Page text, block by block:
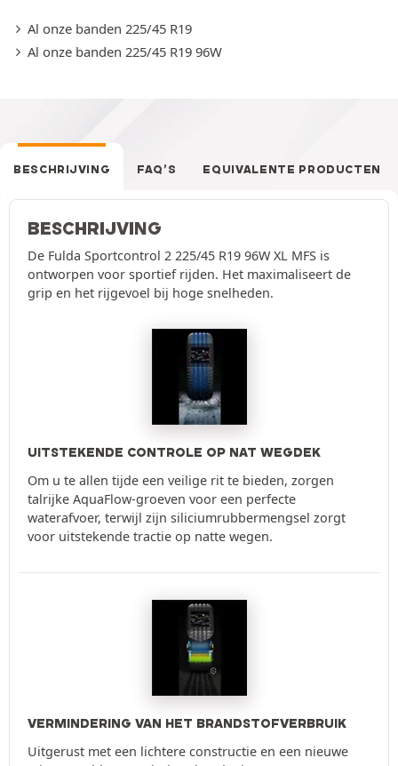
Al onze banden 225/45 R19
Al onze banden 225/45 R19 96W
BESCHRIJVING FAQ’S EQUIVALENTE PRODUCTEN
BESCHRIJVING
De Fulda Sportcontrol 2 225/45 R19 96W XL MFS is
ontworpen voor sportief rijden. Het maximaliseert de
grip en het rijgevoel bij hoge snelheden.
UITSTEKENDE CONTROLE OP NAT WEGDEK
Om u te allen tijde een veilige rit te bieden, zorgen
talrijke AquaFlow-groeven voor een perfecte
waterafvoer, terwijl zijn siliciumrubbermengsel zorgt
voor uitstekende tractie op natte wegen.
VERMINDERING VAN HET BRANDSTOFVERBRUIK
Uitgerust met een lichtere constructie en een nieuwe